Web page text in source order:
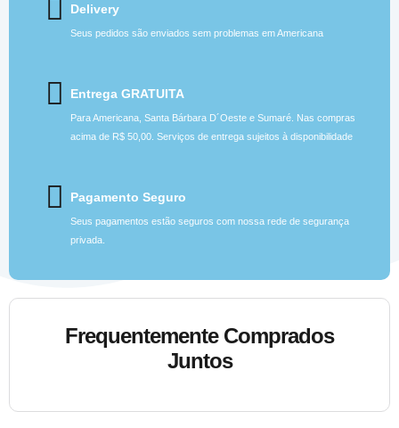
Delivery
Seus pedidos são enviados sem problemas em Americana
Entrega GRATUITA
Para Americana, Santa Bárbara D´Oeste e Sumaré. Nas compras
acima de R$ 50,00. Serviços de entrega sujeitos à disponibilidade
Pagamento Seguro
Seus pagamentos estão seguros com nossa rede de segurança
privada.
Frequentemente Comprados
Juntos